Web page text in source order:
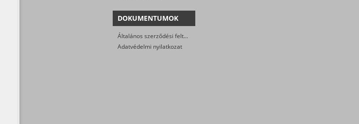
DOKUMENTUMOK
Általános szerződési feltételek
Adatvédelmi nyilatkozat